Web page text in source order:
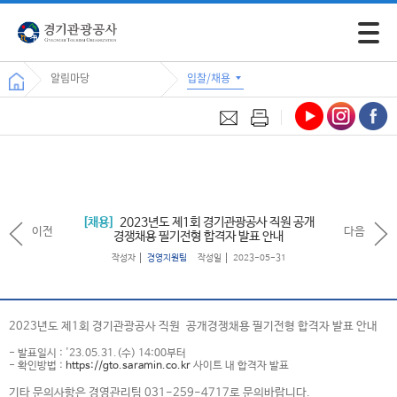
모바일
알림마당 입찰/채용
채용
2023년도 제1회 경기관광공사 직원 공개
경쟁채용 필기전형 합격자 발표 안내
작성자 경영지원팀 작성일 2023-05-31
이전 다음
2023년도 제1회 경기관광공사 직원 공개경쟁채용 필기전형 합격자 발표 안내
- 발표일시 : '23.05.31.(수) 14:00부터
- 확인방법 : https://gto.saramin.co.kr 사이트 내 합격자 발표
기타 문의사항은 경영관리팀 031-259-4717로 문의바랍니다.​